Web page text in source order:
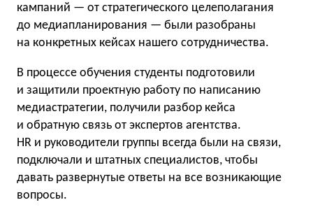
кампаний — от стратегического целеполагания
до медиапланирования — были разобраны
на конкретных кейсах нашего сотрудничества.
В процессе обучения студенты подготовили
и защитили проектную работу по написанию
медиастратегии, получили разбор кейса
и обратную связь от экспертов агентства.
HR и руководители группы всегда были на связи,
подключали и штатных специалистов, чтобы
давать развернутые ответы на все возникающие
вопросы.